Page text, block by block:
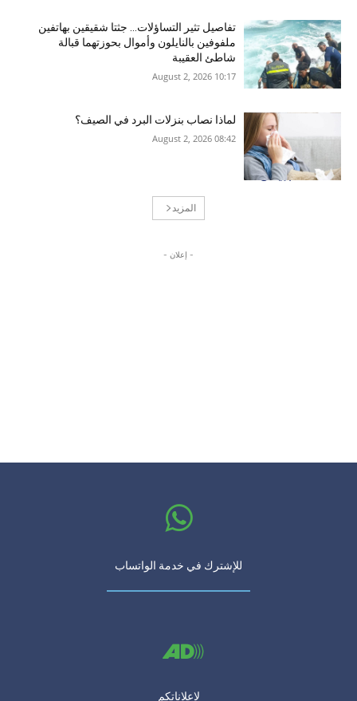
تفاصيل تثير التساؤلات… جثتا شقيقين بهاتفين
ملفوفين بالنايلون وأموال بحوزتهما قبالة
شاطئ العقيبة
10:17 2026 ,August 2
لماذا نصاب بنزلات البرد في الصيف؟
08:42 2026 ,August 2
المزيد
- إعلان -
للإشترك في خدمة الواتساب
لإعلاناتكم